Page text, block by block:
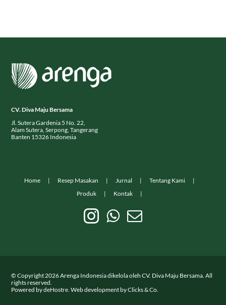
Jl. Sutera Gardenia 5 No. 22,
Alam Sutera, Serpong, Tangerang
Banten 15326 Indonesia
Produk
Kontak
rights reserved.
Powered bydeHostre. Web development byClicks & Co.